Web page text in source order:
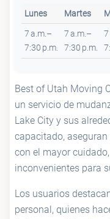
Lunes Martes
7 a.m.–
7:30 p.m.
7 a.m.–
7:30 p.m.
Best of Utah Moving
un servicio de
Lake City y sus
capacitado,
con el mayor
inconvenientes para
Los usuarios
personal, quienes